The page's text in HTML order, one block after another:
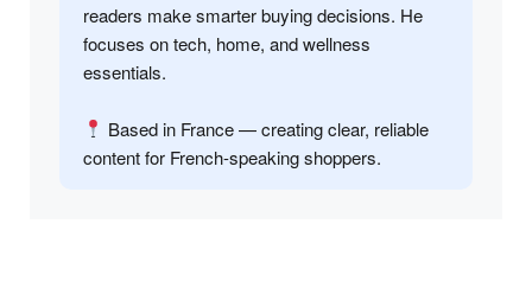
readers make smarter buying decisions. He
focuses on tech, home, and wellness
essentials.
Based in France — creating clear, reliable
content for French-speaking shoppers.